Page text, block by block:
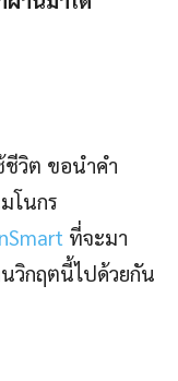
ชีวิต ขอนำคำ
โนกร
ที่จะมา
วิกฤตนี้ไปด้วยกัน